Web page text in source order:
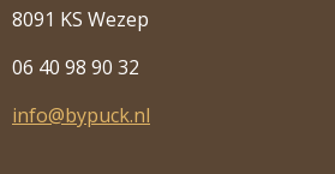
8091 KS Wezep
06 40 98 90 32
info@bypuck.nl